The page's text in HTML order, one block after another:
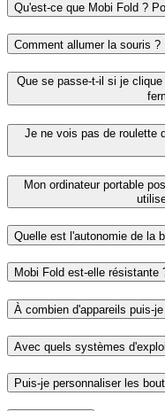
Qu'est-ce que Mobi Fold ?
Comment allumer la souris ?
Que se passe-t-il si je
Je ne vois pas de roulette
Mon ordinateur portable
Quelle est l'autonomie de la
Mobi Fold est-elle résistante
À combien d'appareils puis-
Avec quels systèmes
Puis-je personnaliser les